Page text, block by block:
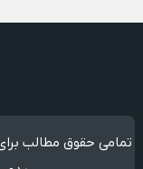
تمامی حقوق مطالب